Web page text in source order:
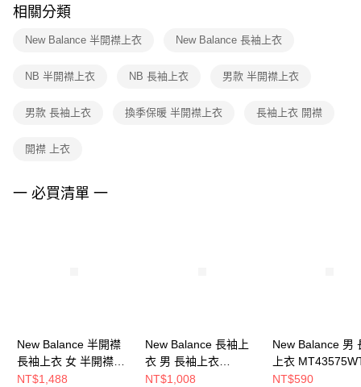
※ 交易是否成功請以「AFTEE先享後付 」之結帳頁面顯示為準，若有關於
是否繳費成功／繳費後需取消欲退款等相關疑問，請聯繫「AFTEE先享後付
客戶支援中心」 https://netprotections.freshdesk.com/support/home
１．透過由恩沛科技股份有限公司提供之「AFTEE先享後付」服務完成之交
權轉讓予恩沛科技股份有限公司。
３．未成年的使用者請事先徵得法定代理人或監護人之同意方可使用
４．使用「AFTEE先享後付」時，將依據個別帳號之用戶狀況，依本公司即
相關分類
New Balance 半開襟上衣 New Balance 長袖上衣
NB 半開襟上衣 NB 長袖上衣 男款 半開襟上衣
男款 長袖上衣 換季保暖 半開襟上衣 長袖上衣 開襟
開襟 上衣
一 必買清單 一
New Balance 半開襟
長袖上衣 女 半開襟上
衣 WT43200EAT-F
NT$1,488
New Balance 長袖上
衣 男 長袖上衣
MT41256BEA-F
NT$1,008
New Balance 男
上衣
NT$590